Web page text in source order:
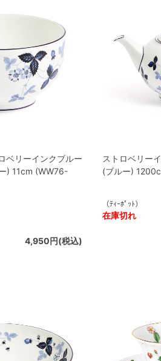
ベリーインクブルー
) 11cm (WW76-
4,950円(税込)
ストロベリー
(ブルー)
（ﾃｨｰﾎﾟｯﾄ）
在庫切れ